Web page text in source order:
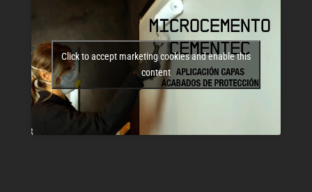
Click to accept marketing cookies and enable this
content